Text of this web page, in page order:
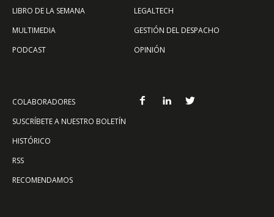
LIBRO DE LA SEMANA
MULTIMEDIA
PODCAST
LEGALTECH
GESTIÓN DEL DESPACHO
OPINIÓN
COLABORADORES
SUSCRÍBETE A NUESTRO BOLETÍN
HISTÓRICO
RSS
RECOMENDAMOS